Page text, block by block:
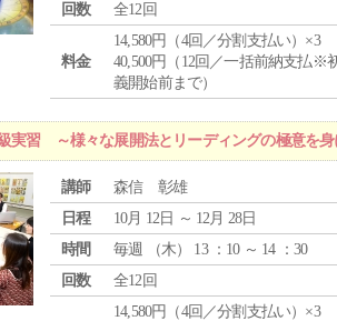
回数
全12回
料金
14,580円（4回／分割支払い）×3
40,500円（12回／一括前納支払※
義開始前まで）
実習 ～様々な展開法とリーディングの極意を身
講師
森信 彰雄
日程
10月 12日 ～ 12月 28日
時間
毎週 （木） 13 ：10 ～ 14 ：30
回数
全12回
14,580円（4回／分割支払い）×3